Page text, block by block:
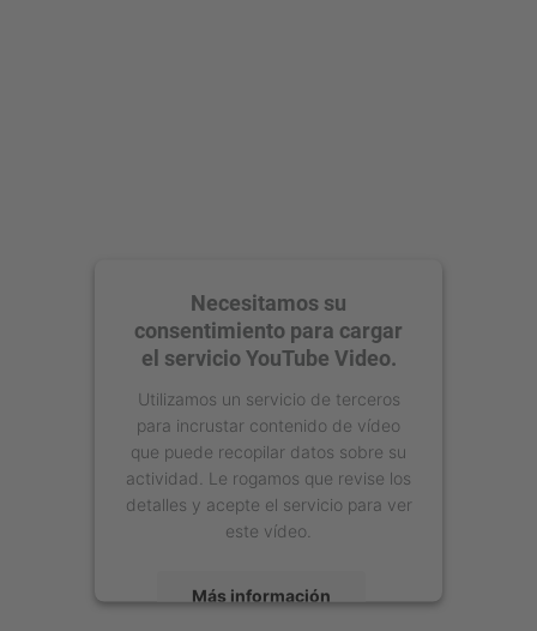
Necesitamos su
consentimiento para cargar
el servicio YouTube Video.
Utilizamos un servicio de terceros
para incrustar contenido de vídeo
que puede recopilar datos sobre su
actividad. Le rogamos que revise los
detalles y acepte el servicio para ver
este vídeo.
Más información